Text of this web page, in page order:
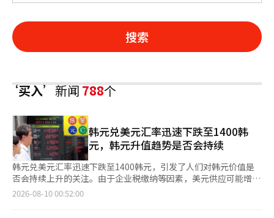
搜索
‘买入’新闻788个
韩元兑美元汇率迅速下跌至1400韩
元，韩元升值趋势是否会持续
韩元兑美元汇率迅速下跌至1400韩元，引发了人们对韩元价值是
否会持续上升的关注。由于企业税缴纳等因素，美元供应可能增
加，导致汇率进一步下跌，但如果相关供应消耗殆尽，美元供给将
2026-08-10 00:52:00